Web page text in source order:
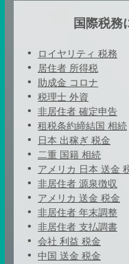
国際税務
ロイヤリティ 税務
居住者 所得税
助成金 コロナ
税理士 外資
非居住者 確定申告
租税条約締結国 相続
日本 出稼ぎ 税金
二重 国籍 相続
アメリカ 日本 送金
非居住者 源泉徴収
アメリカ 送金 税金
非居住者 年末調整
非居住者 支払調書
会社 利益 税金
中国 送金 税金